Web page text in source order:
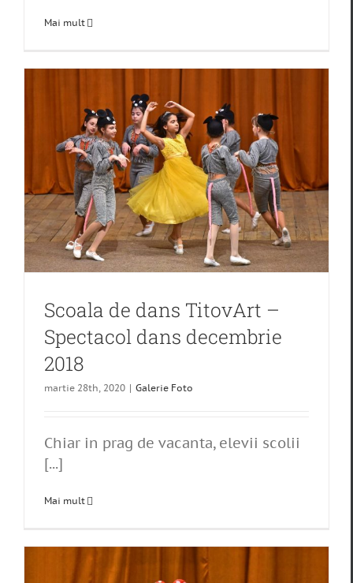
Mai mult
Scoala de dans TitovArt –
Spectacol dans decembrie
2018
martie 28th, 2020 | Galerie Foto
Chiar in prag de vacanta, elevii scolii
[...]
Mai mult